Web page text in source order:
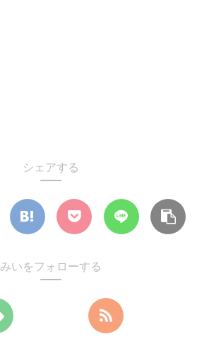
シェアする
みいをフォローする